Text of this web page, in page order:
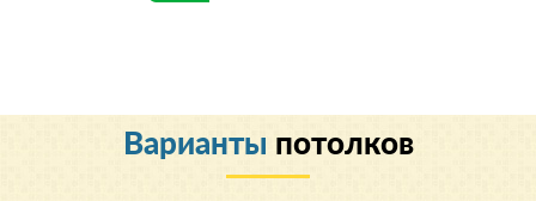
Варианты потолков